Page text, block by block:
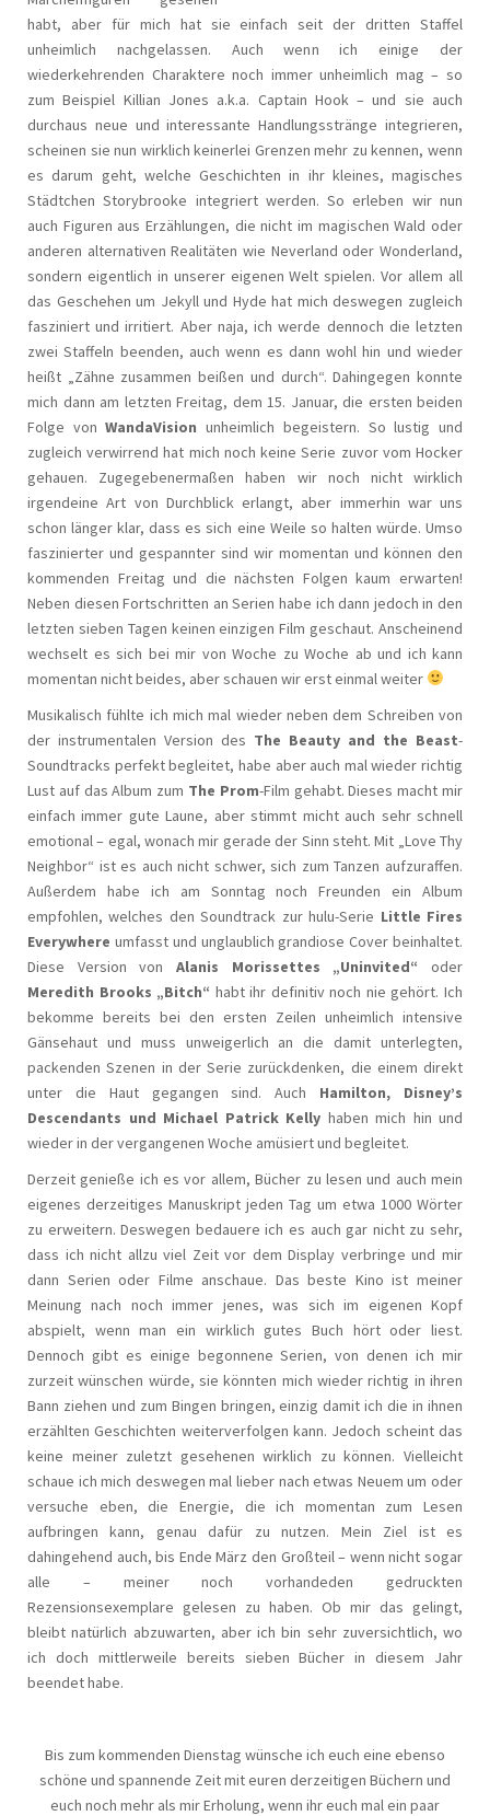
habt, aber für mich hat sie einfach seit der dritten Staffel
unheimlich nachgelassen. Auch wenn ich einige der
wiederkehrenden Charaktere noch immer unheimlich mag – so
zum Beispiel Killian Jones a.k.a. Captain Hook – und sie auch
durchaus neue und interessante Handlungsstränge integrieren,
scheinen sie nun wirklich keinerlei Grenzen mehr zu kennen, wenn
es darum geht, welche Geschichten in ihr kleines, magisches
Städtchen Storybrooke integriert werden. So erleben wir nun
auch Figuren aus Erzählungen, die nicht im magischen Wald oder
anderen alternativen Realitäten wie Neverland oder Wonderland,
sondern eigentlich in unserer eigenen Welt spielen. Vor allem all
das Geschehen um Jekyll und Hyde hat mich deswegen zugleich
fasziniert und irritiert. Aber naja, ich werde dennoch die letzten
zwei Staffeln beenden, auch wenn es dann wohl hin und wieder
heißt „Zähne zusammen beißen und durch“. Dahingegen konnte
mich dann am letzten Freitag, dem 15. Januar, die ersten beiden
Folge vonWandaVision unheimlich begeistern. So lustig und
zugleich verwirrend hat mich noch keine Serie zuvor vom Hocker
gehauen. Zugegebenermaßen haben wir noch nicht wirklich
irgendeine Art von Durchblick erlangt, aber immerhin war uns
schon länger klar, dass es sich eine Weile so halten würde. Umso
faszinierter und gespannter sind wir momentan und können den
kommenden Freitag und die nächsten Folgen kaum erwarten!
Neben diesen Fortschritten an Serien habe ich dann jedoch in den
letzten sieben Tagen keinen einzigen Film geschaut. Anscheinend
wechselt es sich bei mir von Woche zu Woche ab und ich kann
momentan nicht beides, aber schauen wir erst einmal weiter
Musikalisch fühlte ich mich mal wieder neben dem Schreiben von
der instrumentalen Version des The Beauty and the Beast-
Soundtracks perfekt begleitet, habe aber auch mal wieder richtig
Lust auf das Album zum The Prom-Film gehabt. Dieses macht mir
einfach immer gute Laune, aber stimmt micht auch sehr schnell
emotional – egal, wonach mir gerade der Sinn steht. Mit „Love Thy
Neighbor“ ist es auch nicht schwer, sich zum Tanzen aufzuraffen.
Außerdem habe ich am Sonntag noch Freunden ein Album
empfohlen, welches den Soundtrack zur hulu-Serie Little Fires
Everywhere umfasst und unglaublich grandiose Cover beinhaltet.
Diese Version von Alanis Morissettes „Uninvited“ oder
Meredith Brooks „Bitch“ habt ihr definitiv noch nie gehört. Ich
bekomme bereits bei den ersten Zeilen unheimlich intensive
Gänsehaut und muss unweigerlich an die damit unterlegten,
packenden Szenen in der Serie zurückdenken, die einem direkt
unter die Haut gegangen sind. Auch Hamilton, Disney’s
Descendants und Michael Patrick Kelly haben mich hin und
wieder in der vergangenen Woche amüsiert und begleitet.
Derzeit genieße ich es vor allem, Bücher zu lesen und auch mein
eigenes derzeitiges Manuskript jeden Tag um etwa 1000 Wörter
zu erweitern. Deswegen bedauere ich es auch gar nicht zu sehr,
dass ich nicht allzu viel Zeit vor dem Display verbringe und mir
dann Serien oder Filme anschaue. Das beste Kino ist meiner
Meinung nach noch immer jenes, was sich im eigenen Kopf
abspielt, wenn man ein wirklich gutes Buch hört oder liest.
Dennoch gibt es einige begonnene Serien, von denen ich mir
zurzeit wünschen würde, sie könnten mich wieder richtig in ihren
Bann ziehen und zum Bingen bringen, einzig damit ich die in ihnen
erzählten Geschichten weiterverfolgen kann. Jedoch scheint das
keine meiner zuletzt gesehenen wirklich zu können. Vielleicht
schaue ich mich deswegen mal lieber nach etwas Neuem um oder
versuche eben, die Energie, die ich momentan zum Lesen
aufbringen kann, genau dafür zu nutzen. Mein Ziel ist es
dahingehend auch, bis Ende März den Großteil – wenn nicht sogar
alle – meiner noch vorhandeden gedruckten
Rezensionsexemplare gelesen zu haben. Ob mir das gelingt,
bleibt natürlich abzuwarten, aber ich bin sehr zuversichtlich, wo
ich doch mittlerweile bereits sieben Bücher in diesem Jahr
beendet habe.
Bis zum kommenden Dienstag wünsche ich euch eine ebenso
schöne und spannende Zeit mit euren derzeitigen Büchern und
euch noch mehr als mir Erholung, wenn ihr euch mal ein paar